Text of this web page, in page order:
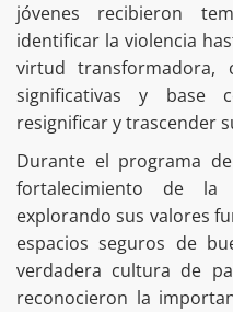
jóvenes recibieron
identificar la violencia
virtud transformadora,
significativas y base
resignificar y trascender
Durante el programa
fortalecimiento de
explorando sus valores
espacios seguros de
verdadera cultura de
reconocieron la